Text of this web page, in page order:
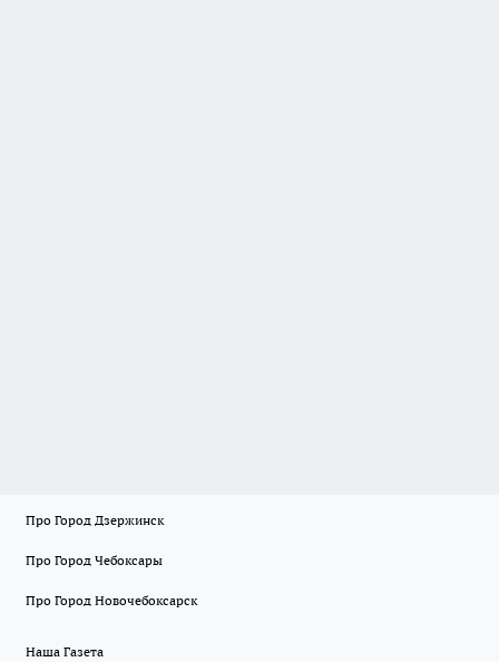
Про Город Дзержинск
Про Город Чебоксары
Про Город Новочебоксарск
Наша Газета